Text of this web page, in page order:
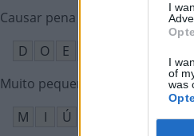
I
I
of
was
Causar pena ou compaixão
D
O E
Muito pequeno
M
I Ú